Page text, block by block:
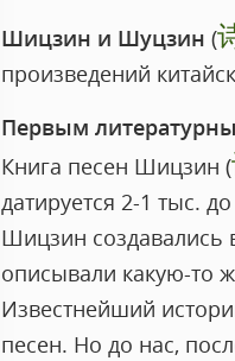
Шицзин и Шуцзин (
произведений
Первым
Книга песен Шицзин (
датируется 2-1 тыс.
Шицзин создавались
описывали какую-то
Известнейший
песен. Но до нас,